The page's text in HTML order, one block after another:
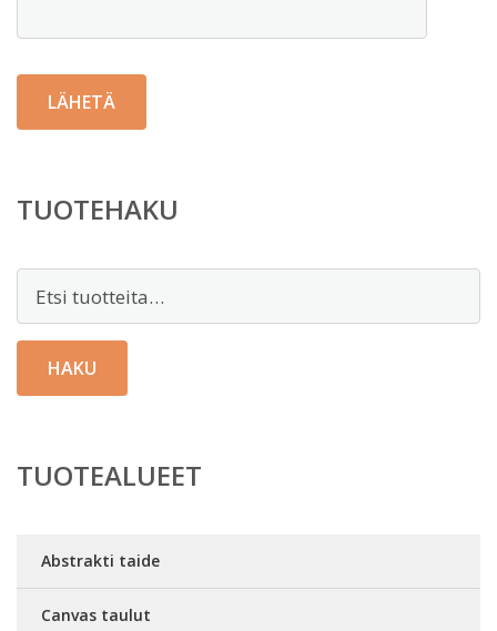
TUOTEHAKU
HAKU
TUOTEALUEET
Abstrakti taide
Canvas taulut